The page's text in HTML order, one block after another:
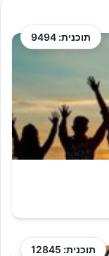
תוכנית: 9494
תוכנית: 12845